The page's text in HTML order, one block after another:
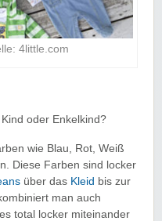
4little.com
oder Enkelkind?
wie Blau, Rot, Weiß
Diese Farben sind locker
über das Kleid bis zur
man auch
total locker miteinander